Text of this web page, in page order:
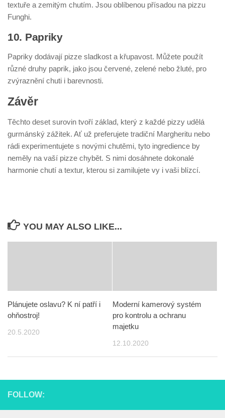
textuře a zemitým chutím. Jsou oblíbenou přísadou na pizzu
Funghi.
10. Papriky
Papriky dodávají pizze sladkost a křupavost. Můžete použít
různé druhy paprik, jako jsou červené, zelené nebo žluté, pro
zvýraznění chuti i barevnosti.
Závěr
Těchto deset surovin tvoří základ, který z každé pizzy udělá
gurmánský zážitek. Ať už preferujete tradiční Margheritu nebo
rádi experimentujete s novými chutěmi, tyto ingredience by
neměly na vaší pizze chybět. S nimi dosáhnete dokonalé
harmonie chutí a textur, kterou si zamilujete vy i vaši blízcí.
YOU MAY ALSO LIKE...
Plánujete oslavu? K ní patří i
ohňostroj!
20.5.2020
Moderní kamerový systém
pro kontrolu a ochranu
majetku
12.10.2020
FOLLOW: